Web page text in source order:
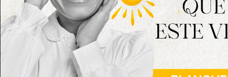
Conrado Íscar, se sumó a las palabras de la
de Valladolid y Tordesillas están de moda, y eso es
no solo de las administraciones, sino también de
y apuestan, y que generan riqueza y empleo en nuestro
reconocer a quien arriesga, apuesta y cree en la